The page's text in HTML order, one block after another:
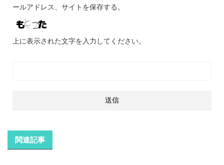
ールアドレス、サイトを保存する。
上に表示された文字を入力してください。
関連記事